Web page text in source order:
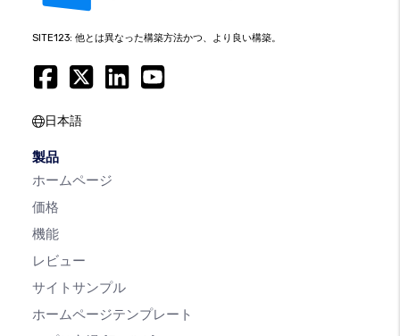
SITE123: 他とは異なった構築方法かつ、より良い構築。
日本語
製品
ホームページ
価格
機能
レビュー
サイトサンプル
ホームページテンプレート